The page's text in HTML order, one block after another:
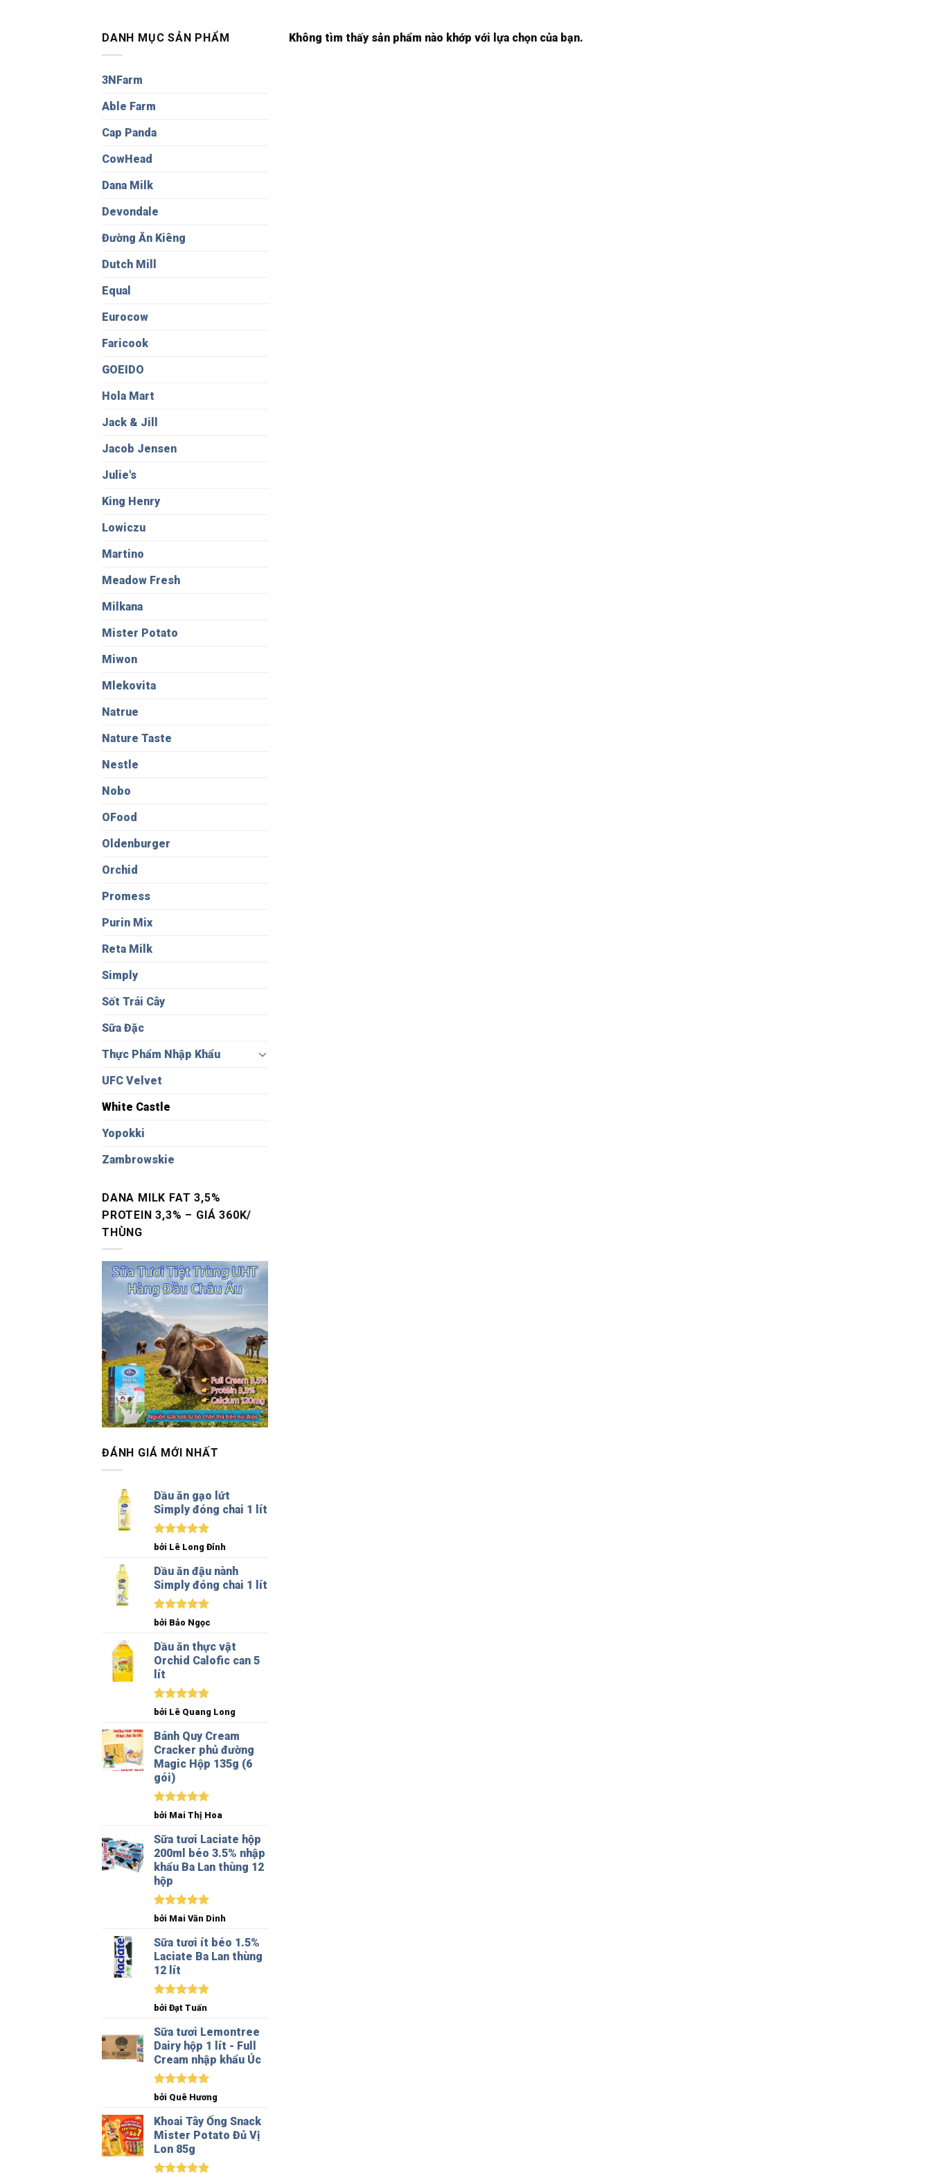
DANH MỤC SẢN PHẨM
3NFarm
Able Farm
Cap Panda
CowHead
Dana Milk
Devondale
Đường Ăn Kiêng
Dutch Mill
Equal
Eurocow
Faricook
GOEIDO
Hola Mart
Jack & Jill
Jacob Jensen
Julie's
King Henry
Lowiczu
Martino
Meadow Fresh
Milkana
Mister Potato
Miwon
Mlekovita
Natrue
Nature Taste
Nestle
Nobo
OFood
Oldenburger
Orchid
Promess
Purin Mix
Reta Milk
Simply
Sốt Trái Cây
Sữa Đặc
Thực Phẩm Nhập Khẩu
UFC Velvet
White Castle
Yopokki
Zambrowskie
DANA MILK FAT 3,5%
PROTEIN 3,3% – GIÁ 360K/
THÙNG
ĐÁNH GIÁ MỚI NHẤT
Dầu ăn gạo lứt
Simply đóng chai 1 lít
Được xếp
sao
bởi Lê Long Đỉnh
Dầu ăn đậu nành
Simply đóng chai 1 lít
Được xếp
5
sao
bởi Bảo Ngọc
Dầu ăn thực vật
Orchid Calofic can 5
lít
Được xếp
sao
bởi Lê Quang Long
Bánh Quy Cream
Cracker phủ đường
Magic Hộp 135g (6
gói)
Được xếp
sao
bởi Mai Thị Hoa
Sữa tươi Laciate hộp
200ml béo 3.5% nhập
khẩu Ba Lan thùng 12
hộp
Được xếp
sao
bởi Mai Văn Dinh
Sữa tươi ít béo 1.5%
Laciate Ba Lan thùng
12 lít
Được xếp
hạng
sao
bởi Đạt Tuấn
Sữa tươi Lemontree
Dairy hộp 1 lít - Full
Cream nhập khẩu Úc
Được xếp
sao
bởi Quê Hương
Khoai Tây Ống Snack
Mister Potato Đủ Vị
Lon 85g
Không tìm thấy sản phẩm nào khớp với lựa chọn của bạn.